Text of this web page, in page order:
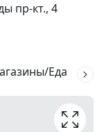
пр-кт., 4
Еда